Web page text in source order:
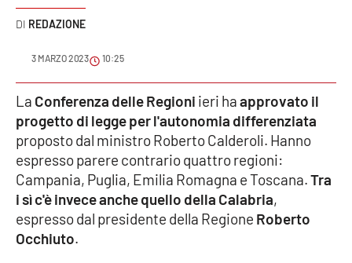
Podcast
Meteo
Editoriali
VIDEO
Ambiente
Cronaca
REDAZIONE
3 MARZO 2023 10:25
La Conferenza delle Regioni ieri haapprovato il
progetto di legge per l'autonomia differenziata
proposto dal ministro Roberto Calderoli. Hanno
espresso parere contrario quattro regioni:
Campania, Puglia, Emilia Romagna e Toscana.Tra
i sì c'è invece anche quello della Calabria,
espresso dal presidente della Regione Roberto
Occhiuto.